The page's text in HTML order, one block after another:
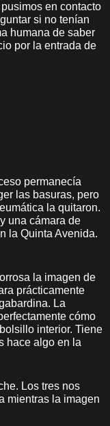
en contacto
si no tenían
humana de saber
por la entrada de
permanecía
las basuras, pero
la quitaron.
una cámara de
la Quinta Avenida.
la imagen de
prácticamente
La
cómo
interior. Tiene
hace algo en la
Los tres nos
mientras la imagen